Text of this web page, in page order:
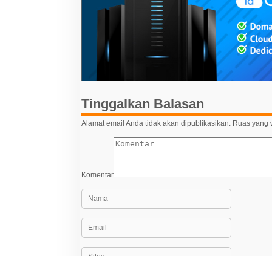
a
Tinggalkan Balasan
Alamat email Anda tidak akan dipublikasikan. Ruas yang
Komentar